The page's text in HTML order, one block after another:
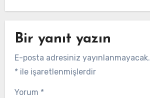
Bir yanıt yazın
E-posta adresiniz yayınlanmayacak.
* ile işaretlenmişlerdir
Yorum *